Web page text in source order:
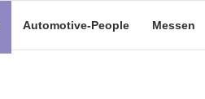
Automotive-People Messen